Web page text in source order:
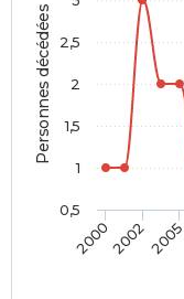
Personnes décédées
200020022005
0,5
1
1,5
2
2,5